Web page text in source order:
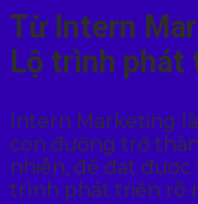
Từ Intern
Lộ trình phát
Intern Marketing
con đường trở
nhiên, để đạt
trình phát triển rõ